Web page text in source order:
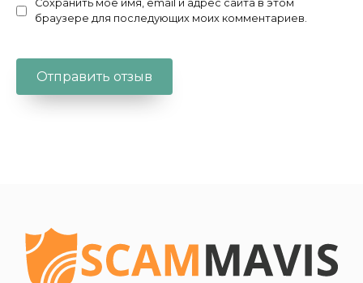
Сохранить моё имя, email и адрес сайта в этом
браузере для последующих моих комментариев.